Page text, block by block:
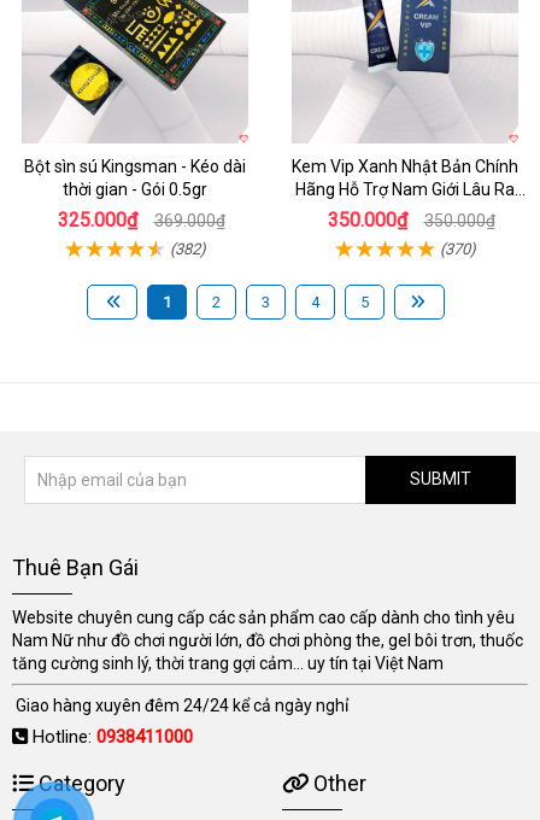
Bột sìn sú Kingsman - Kéo dài
thời gian - Gói 0.5gr
325.000₫ 369.000₫
(382)
Kem Vip Xanh Nhật Bản Chính
Hãng Hỗ Trợ Nam Giới Lâu Ra
Tăng Cường Sinh Lý
350.000₫ 350.000₫
(370)
1 2 3 4 5
SUBMIT
Thuê Bạn Gái
Website chuyên cung cấp các sản phẩm cao cấp dành cho tình yêu
Nam Nữ như đồ chơi người lớn, đồ chơi phòng the, gel bôi trơn, thuốc
tăng cường sinh lý, thời trang gợi cảm... uy tín tại Việt Nam
Giao hàng xuyên đêm 24/24 kể cả ngày nghỉ
Hotline: 0938411000
Category Other